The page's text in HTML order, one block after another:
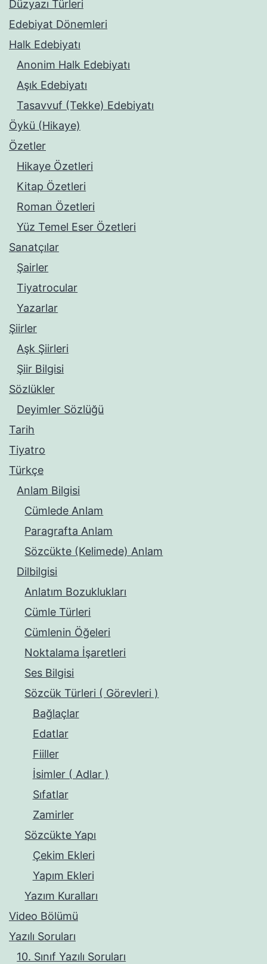
Düzyazı Türleri
Edebiyat Dönemleri
Halk Edebiyatı
Anonim Halk Edebiyatı
Aşık Edebiyatı
Tasavvuf (Tekke) Edebiyatı
Öykü (Hikaye)
Özetler
Hikaye Özetleri
Kitap Özetleri
Roman Özetleri
Yüz Temel Eser Özetleri
Sanatçılar
Şairler
Tiyatrocular
Yazarlar
Şiirler
Aşk Şiirleri
Şiir Bilgisi
Sözlükler
Deyimler Sözlüğü
Tarih
Tiyatro
Türkçe
Anlam Bilgisi
Cümlede Anlam
Paragrafta Anlam
Sözcükte (Kelimede) Anlam
Dilbilgisi
Anlatım Bozuklukları
Cümle Türleri
Cümlenin Öğeleri
Noktalama İşaretleri
Ses Bilgisi
Sözcük Türleri ( Görevleri )
Bağlaçlar
Edatlar
Fiiller
İsimler ( Adlar )
Sıfatlar
Zamirler
Sözcükte Yapı
Çekim Ekleri
Yapım Ekleri
Yazım Kuralları
Video Bölümü
Yazılı Soruları
10. Sınıf Yazılı Soruları